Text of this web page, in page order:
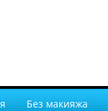
Без макияжа